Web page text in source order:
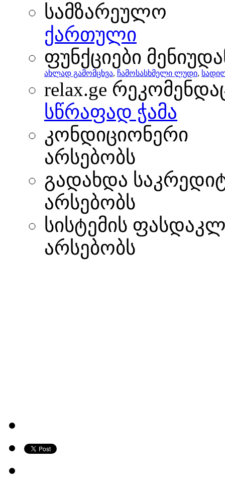
სამზარეულო
ქართული
ფუნქციები
ახლად გამომცხვა, ჩამოსასხმელი ლუდი,
relax.ge
სწრაფად ჭამა
კონდიციონერი
არსებობს
გადახდა
არსებობს
სისტემის
არსებობს